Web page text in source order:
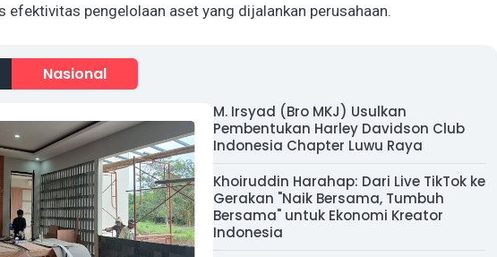
pengelolaan aset yang dijalankan perusahaan.
Nasional
M. Irsyad (Bro MKJ) Usulkan
Pembentukan Harley Davidson Club
Indonesia Chapter Luwu Raya
Khoiruddin Harahap: Dari Live TikTok ke
Gerakan "Naik Bersama, Tumbuh
Bersama" untuk Ekonomi Kreator
Indonesia